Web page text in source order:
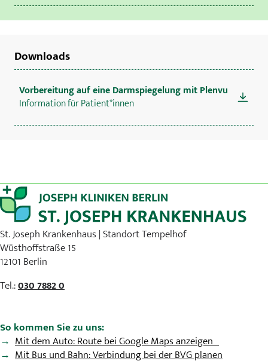
Downloads
Vorbereitung auf eine Darmspiegelung mit Plenvu
Information für Patient*innen
St. Joseph Krankenhaus | Standort Tempelhof
Wüsthoffstraße 15
12101 Berlin
Tel.:030 7882 0
So kommen Sie zu uns:
Mit dem Auto: Route bei Google Maps anzeigen
Mit Bus und Bahn: Verbindung bei der BVG planen